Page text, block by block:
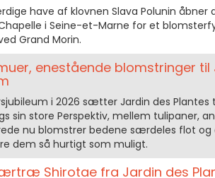
have af klovnen Slava Polunin åbner
i Seine-et-Marne for et
Grand Morin.
enestående blomstringer til
i 2026 sætter Jardin des
sin store Perspektiv, mellem tulipaner,
nu blomstrer bedene særdeles flot
dem så hurtigt som muligt.
Shirotae fra Jardin des